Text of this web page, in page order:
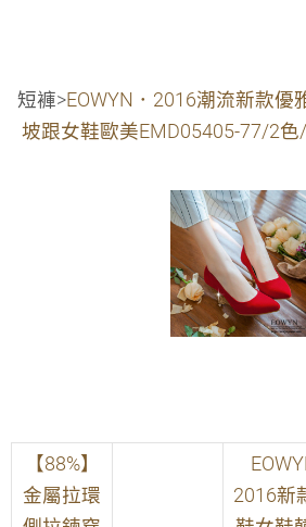
短褲>EOWYN．2016潮流新款優
坡跟女鞋歐美EMD05405-77/2
【88%】
金屬拉環
2016新